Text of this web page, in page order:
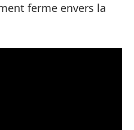
ferme envers la